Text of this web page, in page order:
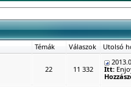
Témák Válaszok
Utolsó
22 11 332
Itt: